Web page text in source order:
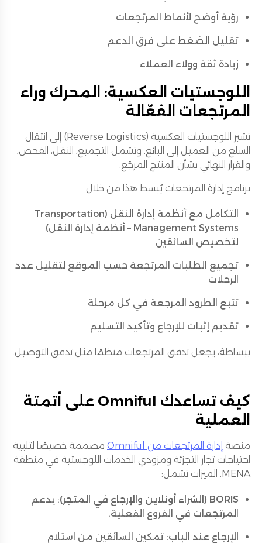
رؤية أوضح لأنماط المرتجعات
تقليل الضغط على فرق الدعم
زيادة ثقة وولاء العملاء
اللوجستيات العكسية: المحرك وراء
المرتجعات الفعّالة
تشير اللوجستيات العكسية (Reverse Logistics) إلى انتقال
السلع من العميل إلى البائع. وتشمل التجميع، النقل، الفحص،
والقرار النهائي بشأن المنتج المرجَع.
برنامج إدارة المرتجعات يُبسط هذا من خلال:
التكامل مع أنظمة إدارة النقل (Transportation
Management Systems – أنظمة إدارة النقل)
لتخصيص السائقين
تجميع الطلبات المرتجعة حسب الموقع لتقليل عدد
الرحلات
تتبع الطرود المرجعة في كل مرحلة
تقديم إثبات للإرجاع وتأكيد التسليم
ببساطة، يجعل تدفق المرتجعات منظمًا مثل تدفق التوصيل.
كيف تساعدك Omniful على أتمتة
العملية
منصة إدارة المرتجعات من Omniful
مصممة خصيصًا لتلبية
احتياجات تجار التجزئة ومزودي الخدمات اللوجستية في منطقة
MENA. الميزات تشمل:
BORIS (الشراء أونلاين والإرجاع في المتجر)
: يدعم
المرتجعات في الفروع الفعلية.
الإرجاع عند الباب: تمكين السائقين من استلام